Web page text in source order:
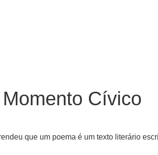
Cívico
que um poema é um texto literário